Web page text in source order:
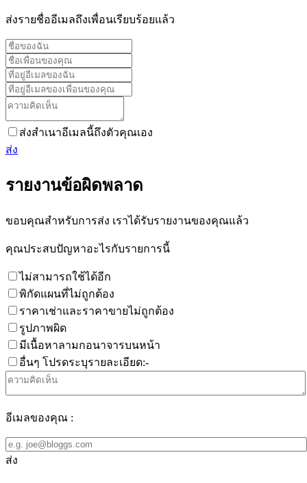
ส่งรายชื่ออีเมลถึงเพื่อนเรียบร้อยแล้ว
ส่งสำเนาอีเมลนี้ถึงตัวคุณเอง
ส่ง
รายงานข้อผิดพลาด
ขอบคุณสำหรับการส่ง เราได้รับรายงานของคุณแล้ว
คุณประสบปัญหาอะไรกับรายการนี้
ไม่สามารถใช้ได้อีก
พิกัดแผนที่ไม่ถูกต้อง
ราคาเช่าและราคาขายไม่ถูกต้อง
รูปภาพผิด
มีเนื้อหาลามกอนาจารบนหน้า
อื่นๆ โปรดระบุรายละเอียด:-
อีเมลของคุณ :
ส่ง